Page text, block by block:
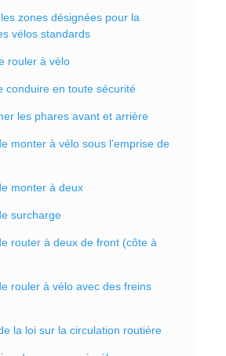
zones désignées pour la
vélos standards
rouler à vélo
conduire en toute sécurité
les phares avant et arrière
monter à vélo sous l’emprise de
monter à deux
surcharge
router à deux de front (côte à
rouler à vélo avec des freins
la loi sur la circulation routière